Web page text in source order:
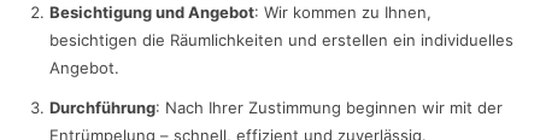
Besichtigung und Angebot: Wir kommen zu Ihnen,
besichtigen die Räumlichkeiten und erstellen ein individuelles
Angebot.
Durchführung: Nach Ihrer Zustimmung beginnen wir mit der
Entrümpelung – schnell, effizient und zuverlässig.